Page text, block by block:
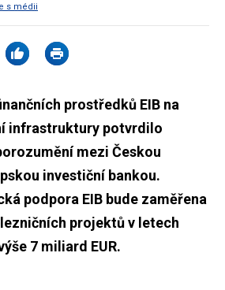
s médii
prostředků EIB na
infrastruktury potvrdilo
mezi Českou
investiční bankou.
podpora EIB bude zaměřena
projektů v letech
7 miliard EUR.